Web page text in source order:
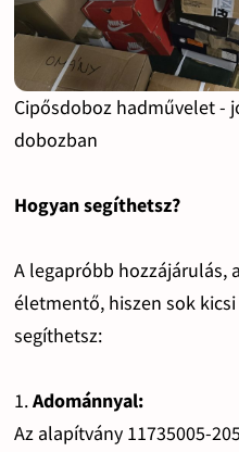
Cipősdoboz hadművelet -
dobozban
Hogyan segíthetsz?
A legapróbb hozzájárulás,
életmentő, hiszen sok
segíthetsz:
1.Adománnyal:
Az alapítvány 11735005-